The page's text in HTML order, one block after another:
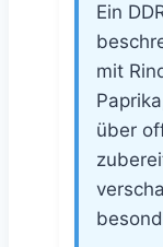
Ein
mit
über